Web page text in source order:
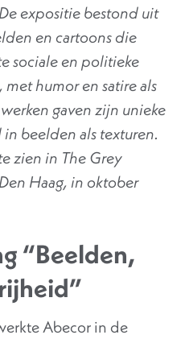
expositie bestond uit
en cartoons die
sociale en politieke
humor en satire als
gaven zijn unieke
beelden als texturen.
zien in The Grey
Haag, in oktober
“Beelden,
Abecor in de